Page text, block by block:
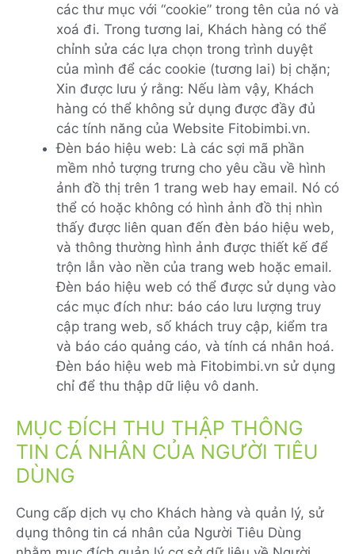
các thư mục với “cookie” trong tên của nó và
xoá đi. Trong tương lai, Khách hàng có thể
chỉnh sửa các lựa chọn trong trình duyệt
của mình để các cookie (tương lai) bị chặn;
Xin được lưu ý rằng: Nếu làm vậy, Khách
hàng có thể không sử dụng được đầy đủ
các tính năng của Website Fitobimbi.vn.
Đèn báo hiệu web: Là các sợi mã phần
mềm nhỏ tượng trưng cho yêu cầu về hình
ảnh đồ thị trên 1 trang web hay email. Nó có
thể có hoặc không có hình ảnh đồ thị nhìn
thấy được liên quan đến đèn báo hiệu web,
và thông thường hình ảnh được thiết kế để
trộn lẫn vào nền của trang web hoặc email.
Đèn báo hiệu web có thể được sử dụng vào
các mục đích như: báo cáo lưu lượng truy
cập trang web, số khách truy cập, kiểm tra
và báo cáo quảng cáo, và tính cá nhân hoá.
Đèn báo hiệu web mà Fitobimbi.vn sử dụng
chỉ để thu thập dữ liệu vô danh.
MỤC ĐÍCH THU THẬP THÔNG
TIN CÁ NHÂN CỦA NGƯỜI TIÊU
DÙNG
Cung cấp dịch vụ cho Khách hàng và quản lý, sử
dụng thông tin cá nhân của Người Tiêu Dùng